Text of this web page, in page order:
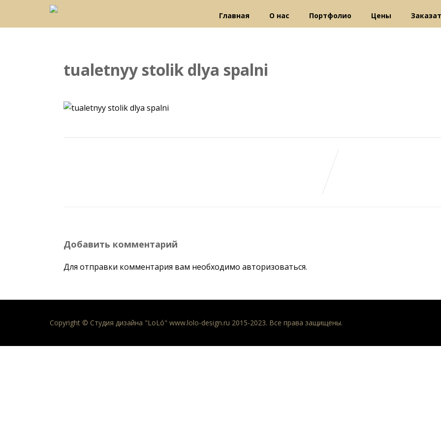
Главная О нас Портфолио Цены
tualetnyy stolik dlya spalni
Добавить комментарий
Для отправки комментария вам необходимоавторизоваться.
Copyright © Студия дизайна "LoLó" www.lolo-design.ru 2015-2023. Все права защищены.